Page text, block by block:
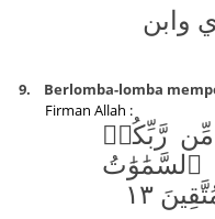
وابن
9.
Berlomba-lomba
Firman Allah :
رَّبِّكُمۡ
١٣